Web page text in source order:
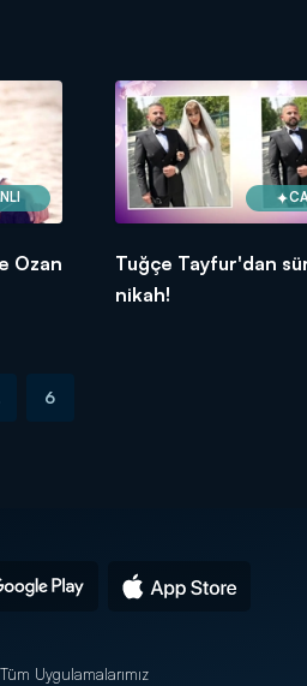
Ozan
Tuğçe Tayfur'dan
nikah!
6
Tüm Uygulamalarımız